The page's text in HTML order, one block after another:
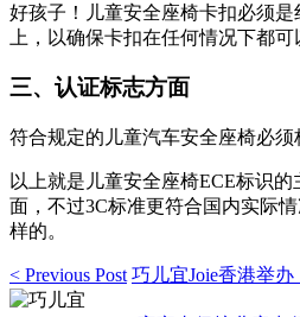
好孩子！儿童安全座椅卡扣必须
上，以确保卡扣在任何情况下都可
三、认证标志方面
符合规定的儿童汽车安全座椅必
以上就是儿童安全座椅ECE标识
面，不过3C标准更符合国内实际
样的。
< Previous Post 巧儿宜Joie香港举